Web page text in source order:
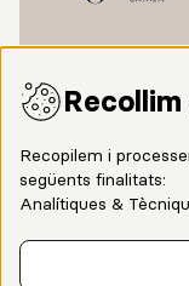
Amb el suport de:
Recopilem i
següents finalitats:
Analítiques &